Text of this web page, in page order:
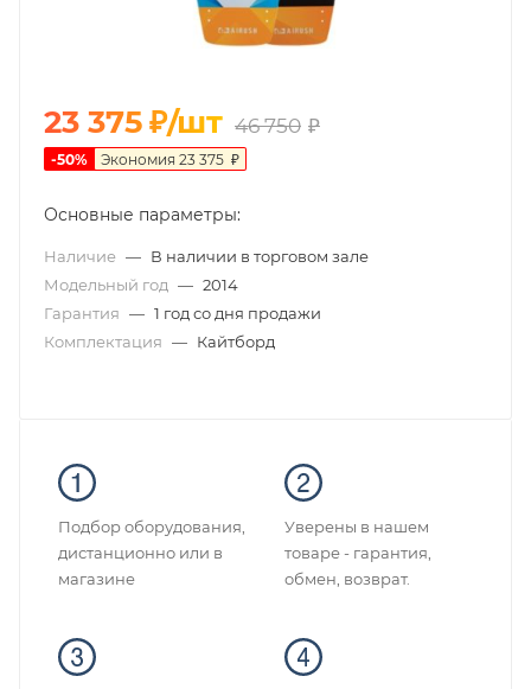
23 375₽/шт 46 750 ₽
-50% Экономия 23 375 ₽
Основные параметры:
Наличие — В наличии в торговом зале
Модельный год — 2014
Гарантия — 1 год со дня продажи
Комплектация — Кайтборд
Подбор оборудования,
дистанционно или в
магазине
Уверены в нашем
товаре - гарантия,
обмен, возврат.